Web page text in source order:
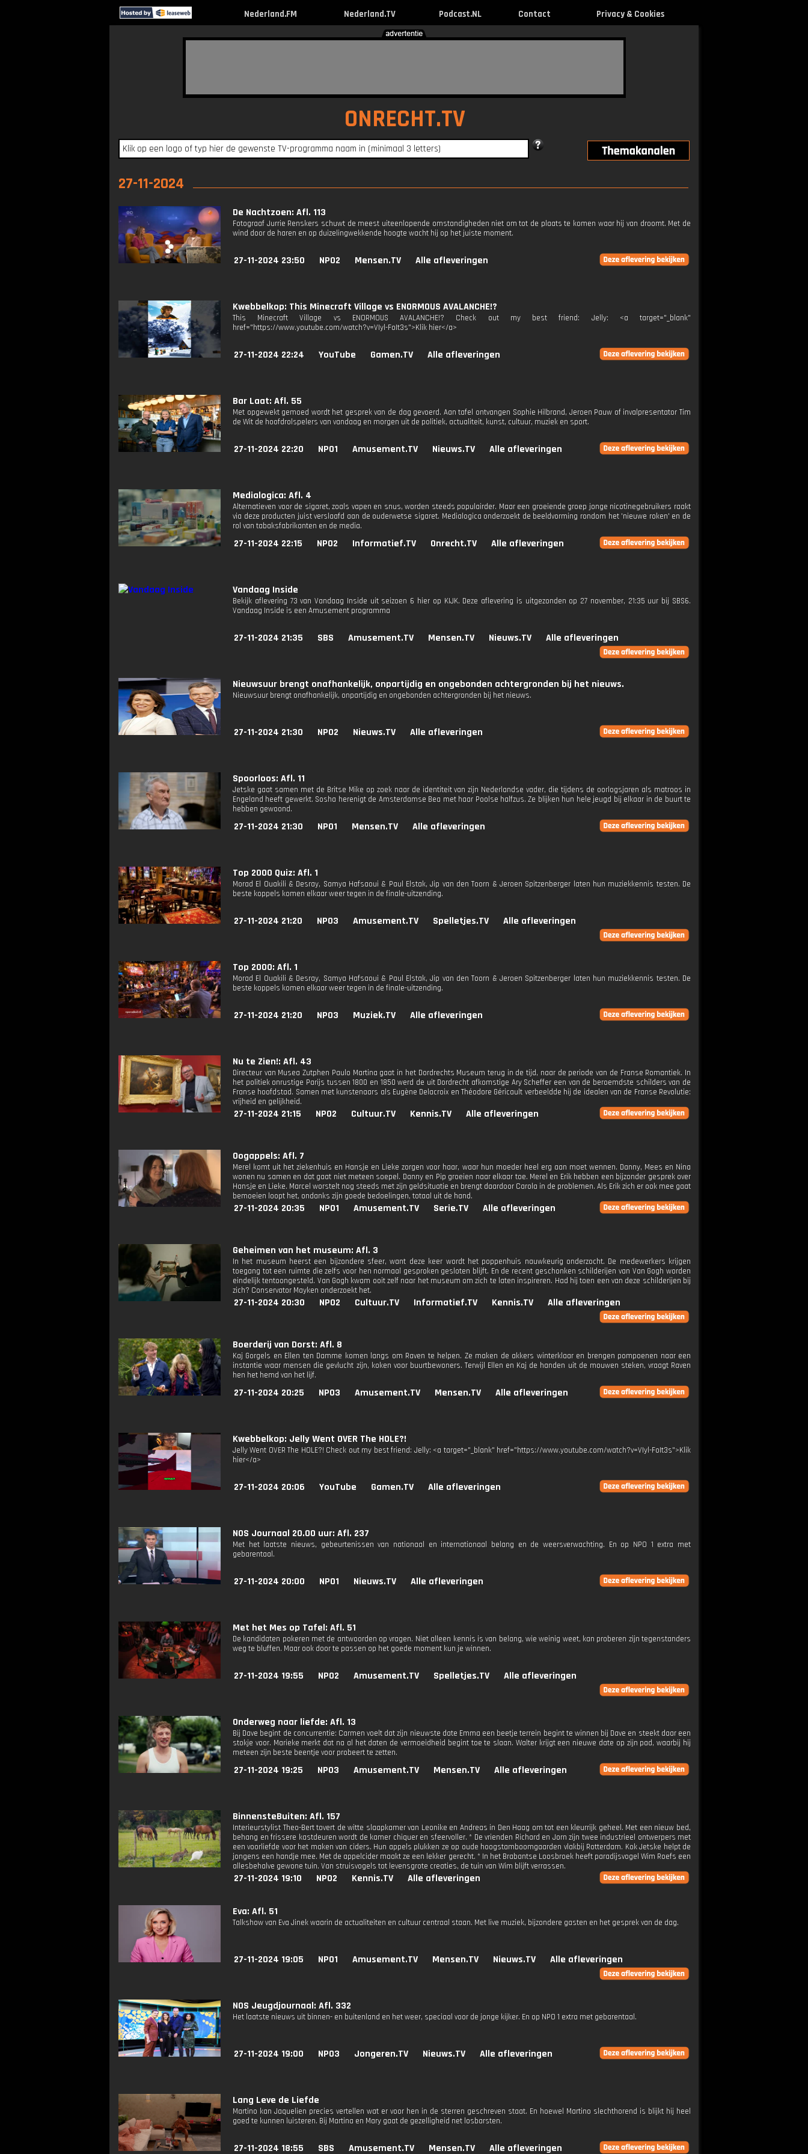
Nederland.FM Nederland.TV Podcast.NL Contact Privacy & Cookies
ONRECHT.TV
27-11-2024
De Nachtzoen: Afl. 113
Fotograaf Jurrie Renskers schuwt de meest uiteenlopende omstandigheden niet om tot de plaats te komen waar hij van droomt. Met de
wind door de haren en op duizelingwekkende hoogte wacht hij op het juiste moment.
27-11-2024 23:50 NPO2 Mensen.TV Alle afleveringen
Kwebbelkop: This Minecraft Village vs ENORMOUS AVALANCHE!?
This Minecraft Village vs ENORMOUS AVALANCHE!? Check out my best friend: Jelly: <a target="_blank"
href="https://www.youtube.com/watch?v=VIyl-FoIt3s">Klik hier</a>
27-11-2024 22:24 YouTube Gamen.TV Alle afleveringen
Bar Laat: Afl. 55
Met opgewekt gemoed wordt het gesprek van de dag gevoerd. Aan tafel ontvangen Sophie Hilbrand, Jeroen Pauw of invalpresentator Tim
de Wit de hoofdrolspelers van vandaag en morgen uit de politiek, actualiteit, kunst, cultuur, muziek en sport.
27-11-2024 22:20 NPO1 Amusement.TV Nieuws.TV Alle afleveringen
Medialogica: Afl. 4
Alternatieven voor de sigaret, zoals vapen en snus, worden steeds populairder. Maar een groeiende groep jonge nicotinegebruikers raakt
via deze producten juist verslaafd aan de ouderwetse sigaret. Medialogica onderzoekt de beeldvorming rondom het 'nieuwe roken' en de
rol van tabaksfabrikanten en de media.
27-11-2024 22:15 NPO2 Informatief.TV Onrecht.TV Alle afleveringen
Vandaag Inside
Bekijk aflevering 73 van Vandaag Inside uit seizoen 6 hier op KIJK. Deze aflevering is uitgezonden op 27 november, 21:35 uur bij SBS6.
Vandaag Inside is een Amusement programma
27-11-2024 21:35 SBS Amusement.TV Mensen.TV Nieuws.TV Alle afleveringen
Nieuwsuur brengt onafhankelijk, onpartijdig en ongebonden achtergronden bij het nieuws.
Nieuwsuur brengt onafhankelijk, onpartijdig en ongebonden achtergronden bij het nieuws.
27-11-2024 21:30 NPO2 Nieuws.TV Alle afleveringen
Spoorloos: Afl. 11
Jetske gaat samen met de Britse Mike op zoek naar de identiteit van zijn Nederlandse vader, die tijdens de oorlogsjaren als matroos in
Engeland heeft gewerkt. Sosha herenigt de Amsterdamse Bea met haar Poolse halfzus. Ze blijken hun hele jeugd bij elkaar in de buurt te
hebben gewoond.
27-11-2024 21:30 NPO1 Mensen.TV Alle afleveringen
Top 2000 Quiz: Afl. 1
Morad El Ouakili & Desray, Samya Hafsaoui & Paul Elstak, Jip van den Toorn & Jeroen Spitzenberger laten hun muziekkennis testen. De
beste koppels komen elkaar weer tegen in de finale-uitzending.
27-11-2024 21:20 NPO3 Amusement.TV Spelletjes.TV Alle afleveringen
Top 2000: Afl. 1
Morad El Ouakili & Desray, Samya Hafsaoui & Paul Elstak, Jip van den Toorn & Jeroen Spitzenberger laten hun muziekkennis testen. De
beste koppels komen elkaar weer tegen in de finale-uitzending.
27-11-2024 21:20 NPO3 Muziek.TV Alle afleveringen
Nu te Zien!: Afl. 43
Directeur van Musea Zutphen Paulo Martina gaat in het Dordrechts Museum terug in de tijd, naar de periode van de Franse Romantiek. In
het politiek onrustige Parijs tussen 1800 en 1850 werd de uit Dordrecht afkomstige Ary Scheffer een van de beroemdste schilders van de
Franse hoofdstad. Samen met kunstenaars als Eugène Delacroix en Théodore Géricault verbeeldde hij de idealen van de Franse Revolutie:
vrijheid en gelijkheid.
27-11-2024 21:15 NPO2 Cultuur.TV Kennis.TV Alle afleveringen
Oogappels: Afl. 7
Merel komt uit het ziekenhuis en Hansje en Lieke zorgen voor haar, waar hun moeder heel erg aan moet wennen. Danny, Mees en Nina
wonen nu samen en dat gaat niet meteen soepel. Danny en Pip groeien naar elkaar toe. Merel en Erik hebben een bijzonder gesprek over
Hansje en Lieke. Marcel worstelt nog steeds met zijn geldsituatie en brengt daardoor Carola in de problemen. Als Erik zich er ook mee gaat
bemoeien loopt het, ondanks zijn goede bedoelingen, totaal uit de hand.
27-11-2024 20:35 NPO1 Amusement.TV Serie.TV Alle afleveringen
Geheimen van het museum: Afl. 3
In het museum heerst een bijzondere sfeer, want deze keer wordt het poppenhuis nauwkeurig onderzocht. De medewerkers krijgen
toegang tot een ruimte die zelfs voor hen normaal gesproken gesloten blijft. En de recent geschonken schilderijen van Van Gogh worden
eindelijk tentoongesteld. Van Gogh kwam ooit zelf naar het museum om zich te laten inspireren. Had hij toen een van deze schilderijen bij
zich? Conservator Mayken onderzoekt het.
27-11-2024 20:30 NPO2 Cultuur.TV Informatief.TV Kennis.TV Alle afleveringen
Boerderij van Dorst: Afl. 8
Kaj Gorgels en Ellen ten Damme komen langs om Raven te helpen. Ze maken de akkers winterklaar en brengen pompoenen naar een
instantie waar mensen die gevlucht zijn, koken voor buurtbewoners. Terwijl Ellen en Kaj de handen uit de mouwen steken, vraagt Raven
hen het hemd van het lijf.
27-11-2024 20:25 NPO3 Amusement.TV Mensen.TV Alle afleveringen
Kwebbelkop: Jelly Went OVER The HOLE?!
Jelly Went OVER The HOLE?! Check out my best friend: Jelly: <a target="_blank" href="https://www.youtube.com/watch?v=VIyl-FoIt3s">Klik
hier</a>
27-11-2024 20:06 YouTube Gamen.TV Alle afleveringen
NOS Journaal 20.00 uur: Afl. 237
Met het laatste nieuws, gebeurtenissen van nationaal en internationaal belang en de weersverwachting. En op NPO 1 extra met
gebarentaal.
27-11-2024 20:00 NPO1 Nieuws.TV Alle afleveringen
Met het Mes op Tafel: Afl. 51
De kandidaten pokeren met de antwoorden op vragen. Niet alleen kennis is van belang, wie weinig weet, kan proberen zijn tegenstanders
weg te bluffen. Maar ook door te passen op het goede moment kun je winnen.
27-11-2024 19:55 NPO2 Amusement.TV Spelletjes.TV Alle afleveringen
Onderweg naar liefde: Afl. 13
Bij Dave begint de concurrentie: Carmen voelt dat zijn nieuwste date Emma een beetje terrein begint te winnen bij Dave en steekt daar een
stokje voor. Marieke merkt dat na al het daten de vermoeidheid begint toe te slaan. Walter krijgt een nieuwe date op zijn pad, waarbij hij
meteen zijn beste beentje voor probeert te zetten.
27-11-2024 19:25 NPO3 Amusement.TV Mensen.TV Alle afleveringen
BinnensteBuiten: Afl. 157
Interieurstylist Theo-Bert tovert de witte slaapkamer van Leonike en Andreas in Den Haag om tot een kleurrijk geheel. Met een nieuw bed,
behang en frissere kastdeuren wordt de kamer chiquer en sfeervoller. * De vrienden Richard en Jorn zijn twee industrieel ontwerpers met
een voorliefde voor het maken van ciders. Hun appels plukken ze op oude hoogstamboomgaarden vlakbij Rotterdam. Kok Jetske helpt de
jongens een handje mee. Met de appelcider maakt ze een lekker gerecht. * In het Brabantse Loosbroek heeft paradijsvogel Wim Roefs een
allesbehalve gewone tuin. Van struisvogels tot levensgrote creaties, de tuin van Wim blijft verrassen.
27-11-2024 19:10 NPO2 Kennis.TV Alle afleveringen
Eva: Afl. 51
Talkshow van Eva Jinek waarin de actualiteiten en cultuur centraal staan. Met live muziek, bijzondere gasten en het gesprek van de dag.
27-11-2024 19:05 NPO1 Amusement.TV Mensen.TV Nieuws.TV Alle afleveringen
NOS Jeugdjournaal: Afl. 332
Het laatste nieuws uit binnen- en buitenland en het weer, speciaal voor de jonge kijker. En op NPO 1 extra met gebarentaal.
27-11-2024 19:00 NPO3 Jongeren.TV Nieuws.TV Alle afleveringen
Lang Leve de Liefde
Martino kan Jaquelien precies vertellen wat er voor hen in de sterren geschreven staat. En hoewel Martino slechthorend is blijkt hij heel
goed te kunnen luisteren. Bij Martina en Mary gaat de gezelligheid net losbarsten.
27-11-2024 18:55 SBS Amusement.TV Mensen.TV Alle afleveringen